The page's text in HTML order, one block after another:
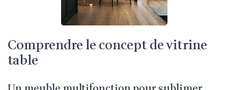
Comprendre le concept de vitrine
table